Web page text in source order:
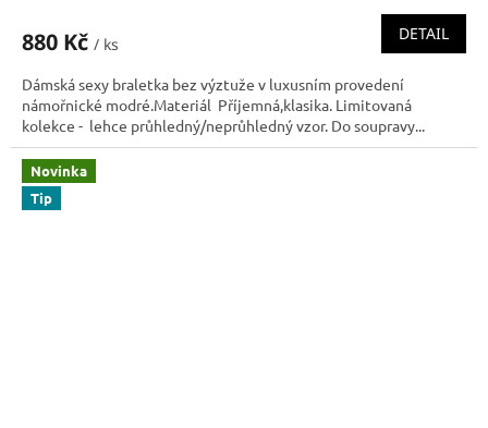
880 Kč / ks
DETAIL
Dámská sexy braletka bez výztuže v luxusním provedení
námořnické modré.Materiál Příjemná,klasika. Limitovaná
kolekce - lehce průhledný/neprůhledný vzor. Do soupravy...
Novinka
Tip